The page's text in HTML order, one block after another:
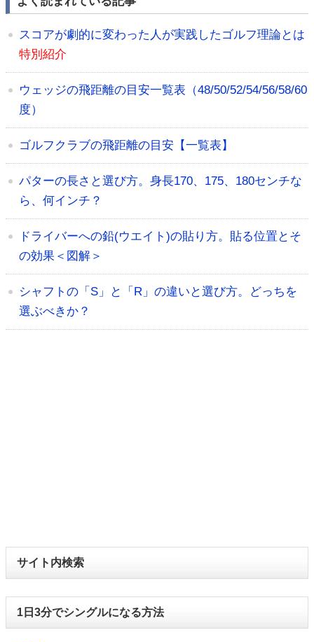
スコアが劇的に変わった人が実践したゴルフ理論とは
特別紹介
ウェッジの飛距離の目安一覧表（48/50/52/54/56/58/60
度）
ゴルフクラブの飛距離の目安【一覧表】
パターの長さと選び方。身長170、175、180センチな
ら、何インチ？
ドライバーへの鉛(ウエイト)の貼り方。貼る位置とそ
の効果＜図解＞
シャフトの「S」と「R」の違いと選び方。どっちを
選ぶべきか？
サイト内検索
1日3分でシングルになる方法